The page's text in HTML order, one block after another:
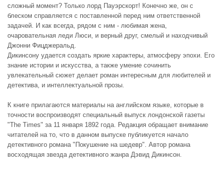
сложный момент? Только лорд Пауэрскорт! Конечно же, он с
блеском справляется с поставленной перед ним ответственной
задачей. И как всегда, рядом с ним - любимая жена,
очаровательная леди Люси, и верный друг, смелый и находчивый
Джонни Фицджеральд.
Дикинсону удается создать яркие характеры, атмосферу эпохи. Его
знание истории и искусства, а также умение сочинить
увлекательный сюжет делает роман интересным для любителей и
детектива, и интеллектуальной прозы.
К книге прилагаются материалы на английском языке, которые в
точности воспроизводят специальный выпуск лондонской газеты
"The Times" за 11 января 1892 года. Редакция обращает внимание
читателей на то, что в данном выпуске публикуется начало
детективного романа "Покушение на шедевр". Автор романа
восходящая звезда детективного жанра Дэвид Дикинсон.